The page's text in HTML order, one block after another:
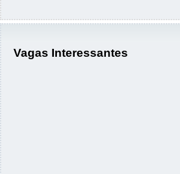
Vagas Interessantes